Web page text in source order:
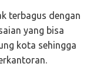
terbagus dengan
yang bisa
kota sehingga